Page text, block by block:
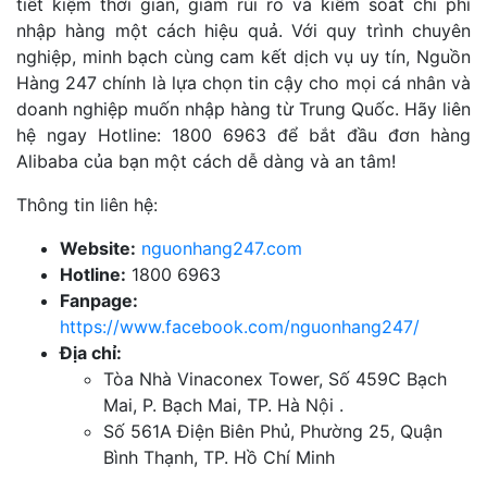
tiết kiệm thời gian, giảm rủi ro và kiểm soát chi phí
nhập hàng một cách hiệu quả. Với quy trình chuyên
nghiệp, minh bạch cùng cam kết dịch vụ uy tín, Nguồn
Hàng 247 chính là lựa chọn tin cậy cho mọi cá nhân và
doanh nghiệp muốn nhập hàng từ Trung Quốc. Hãy liên
hệ ngay Hotline: 1800 6963 để bắt đầu đơn hàng
Alibaba của bạn một cách dễ dàng và an tâm!
Thông tin liên hệ:
Website: nguonhang247.com
Hotline: 1800 6963
Fanpage:
https://www.facebook.com/nguonhang247/
Địa chỉ:
Tòa Nhà Vinaconex Tower, Số 459C Bạch
Mai, P. Bạch Mai, TP. Hà Nội .
Số 561A Điện Biên Phủ, Phường 25, Quận
Bình Thạnh, TP. Hồ Chí Minh